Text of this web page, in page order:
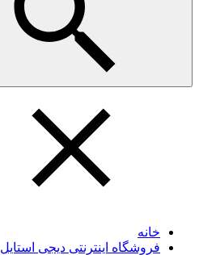
خانه
فروشگاه اینترنتی دیجی استایل